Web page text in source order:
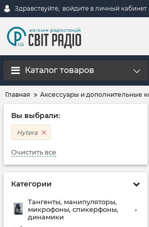
Здравствуйте, войдите в личный кабинет
Каталог товаров
Главная Аксессуары и дополнительные
Вы выбрали:
Hytera
Очистить все
Категории
Тангенты, манипуляторы,
микрофоны, спикерфоны,
динамики